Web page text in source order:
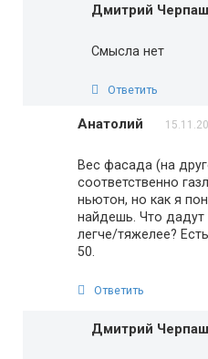
Дмитрий
Смысла нет
Ответить
Анатолий
Вес фасада (на
соответственно
ньютон, но как я
найдешь. Что дадут
легче/тяжелее?
50.
Ответить
Дмитрий